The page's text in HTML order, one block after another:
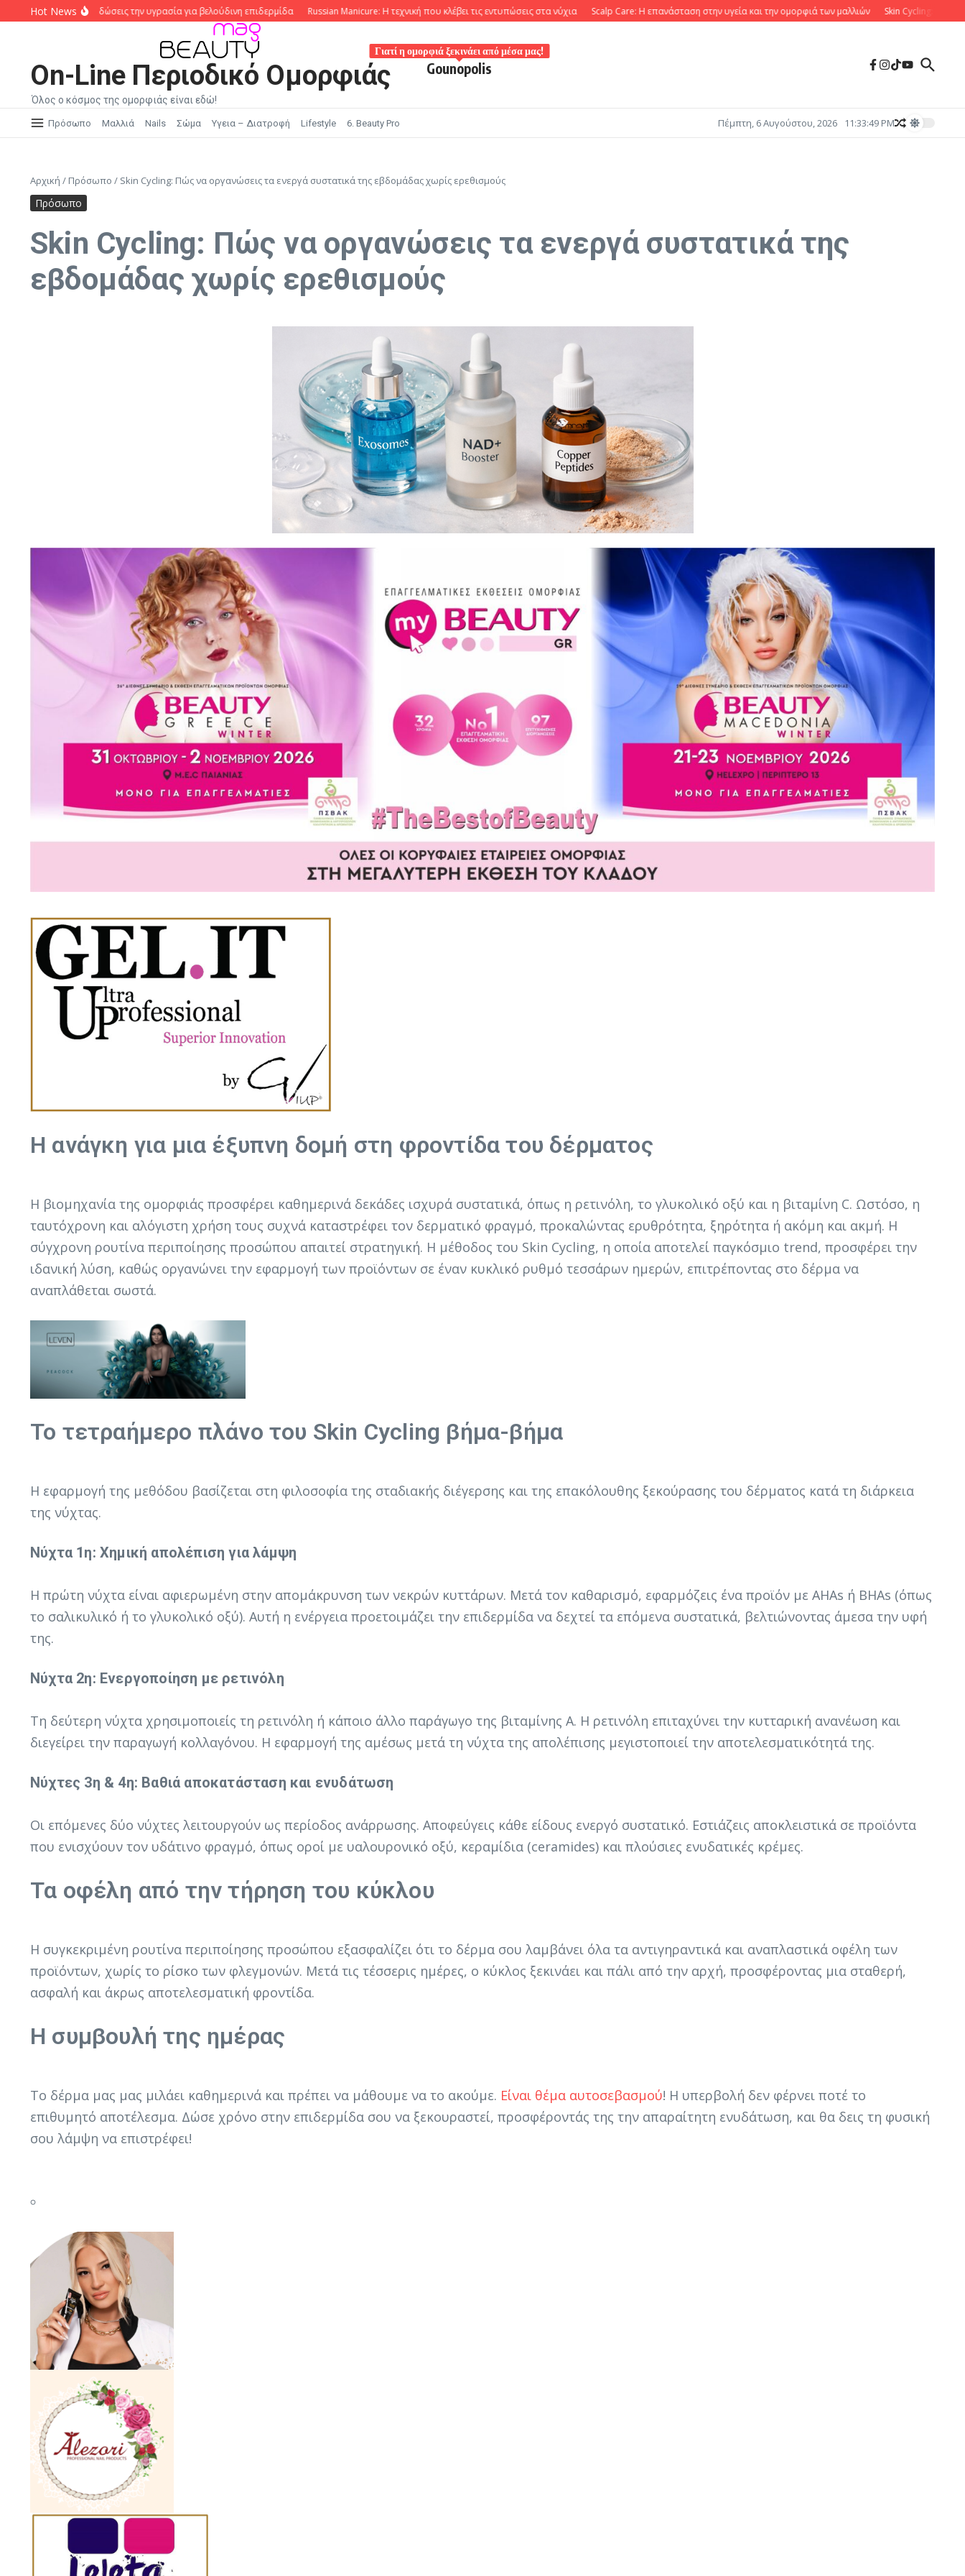
Μετάβαση στο περιεχόμενο
Hot News
Πώς να κλειδώσεις την υγρασία για βελούδινη επιδερμίδα Russian Manicure: Η τεχνική που κλέβει τις εντυπώσεις στα νύχια Scalp Care: Η επανάσταση στην υγεία και την ομορφιά των μαλλιών Skin Cycling: Η νέα τάση
On-Line Περιοδικό Ομορφιάς
Όλος ο κόσμος της ομορφιάς είναι εδώ!
Gounopolis
Γιατί η ομορφιά ξεκινάει από μέσα μας!
Πρόσωπο Μαλλιά Nails Σώμα Υγεια – Διατροφή Lifestyle 6. Beauty Pro Πέμπτη, 6 Αυγούστου, 2026 11:33:50 PM
Αρχική / Πρόσωπο / Skin Cycling: Πώς να οργανώσεις τα ενεργά συστατικά της εβδομάδας χωρίς ερεθισμούς
Πρόσωπο
Skin Cycling: Πώς να οργανώσεις τα ενεργά συστατικά της
εβδομάδας χωρίς ερεθισμούς
Η ανάγκη για μια έξυπνη δομή στη φροντίδα του δέρματος
Η βιομηχανία της ομορφιάς προσφέρει καθημερινά δεκάδες ισχυρά συστατικά, όπως η ρετινόλη, το γλυκολικό οξύ και η βιταμίνη C. Ωστόσο, η
ταυτόχρονη και αλόγιστη χρήση τους συχνά καταστρέφει τον δερματικό φραγμό, προκαλώντας ερυθρότητα, ξηρότητα ή ακόμη και ακμή. Η
σύγχρονη ρουτίνα περιποίησης προσώπου απαιτεί στρατηγική. Η μέθοδος του Skin Cycling, η οποία αποτελεί παγκόσμιο trend, προσφέρει την
ιδανική λύση, καθώς οργανώνει την εφαρμογή των προϊόντων σε έναν κυκλικό ρυθμό τεσσάρων ημερών, επιτρέποντας στο δέρμα να
αναπλάθεται σωστά.
Το τετραήμερο πλάνο του Skin Cycling βήμα-βήμα
Η εφαρμογή της μεθόδου βασίζεται στη φιλοσοφία της σταδιακής διέγερσης και της επακόλουθης ξεκούρασης του δέρματος κατά τη διάρκεια
της νύχτας.
Νύχτα 1η: Χημική απολέπιση για λάμψη
Η πρώτη νύχτα είναι αφιερωμένη στην απομάκρυνση των νεκρών κυττάρων. Μετά τον καθαρισμό, εφαρμόζεις ένα προϊόν με AHAs ή BHAs (όπως
το σαλικυλικό ή το γλυκολικό οξύ). Αυτή η ενέργεια προετοιμάζει την επιδερμίδα να δεχτεί τα επόμενα συστατικά, βελτιώνοντας άμεσα την υφή
της.
Νύχτα 2η: Ενεργοποίηση με ρετινόλη
Τη δεύτερη νύχτα χρησιμοποιείς τη ρετινόλη ή κάποιο άλλο παράγωγο της βιταμίνης Α. Η ρετινόλη επιταχύνει την κυτταρική ανανέωση και
διεγείρει την παραγωγή κολλαγόνου. Η εφαρμογή της αμέσως μετά τη νύχτα της απολέπισης μεγιστοποιεί την αποτελεσματικότητά της.
Νύχτες 3η & 4η: Βαθιά αποκατάσταση και ενυδάτωση
Οι επόμενες δύο νύχτες λειτουργούν ως περίοδος ανάρρωσης. Αποφεύγεις κάθε είδους ενεργό συστατικό. Εστιάζεις αποκλειστικά σε προϊόντα
που ενισχύουν τον υδάτινο φραγμό, όπως οροί με υαλουρονικό οξύ, κεραμίδια (ceramides) και πλούσιες ενυδατικές κρέμες.
Τα οφέλη από την τήρηση του κύκλου
Η συγκεκριμένη ρουτίνα περιποίησης προσώπου εξασφαλίζει ότι το δέρμα σου λαμβάνει όλα τα αντιγηραντικά και αναπλαστικά οφέλη των
προϊόντων, χωρίς το ρίσκο των φλεγμονών. Μετά τις τέσσερις ημέρες, ο κύκλος ξεκινάει και πάλι από την αρχή, προσφέροντας μια σταθερή,
ασφαλή και άκρως αποτελεσματική φροντίδα.
Η συμβουλή της ημέρας
Το δέρμα μας μας μιλάει καθημερινά και πρέπει να μάθουμε να το ακούμε. Είναι θέμα αυτοσεβασμού! Η υπερβολή δεν φέρνει ποτέ το
επιθυμητό αποτέλεσμα. Δώσε χρόνο στην επιδερμίδα σου να ξεκουραστεί, προσφέροντάς της την απαραίτητη ενυδάτωση, και θα δεις τη φυσική
σου λάμψη να επιστρέφει!